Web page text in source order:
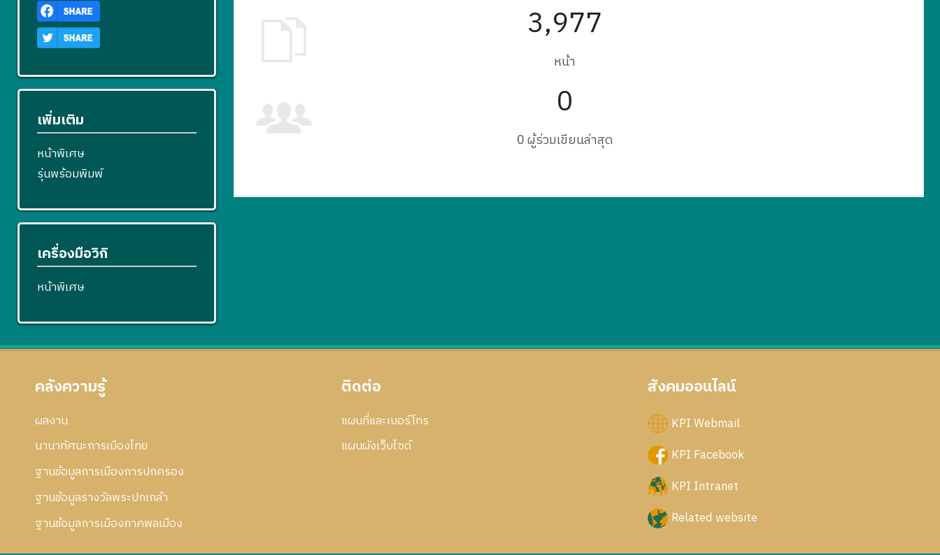
3,977
หน้า
0
0 ผู้ร่วมเขียนล่าสุด
เพิ่มเติม
หน้าพิเศษ
รุ่นพร้อมพิมพ์
เครื่องมือวิกิ
หน้าพิเศษ
คลังความรู้
ผลงาน
นานาทัศนะการเมืองไทย
ฐานข้อมูลการเมืองการปกครอง
ฐานข้อมูลรางวัลพระปกเกล้า
ฐานข้อมูลการเมืองภาคพลเมือง
ติดต่อ
แผนที่และเบอร์โทร
แผนผังเว็บไซด์
สังคมออนไลน์
KPI Webmail
KPI Facebook
KPI Intranet
Related website